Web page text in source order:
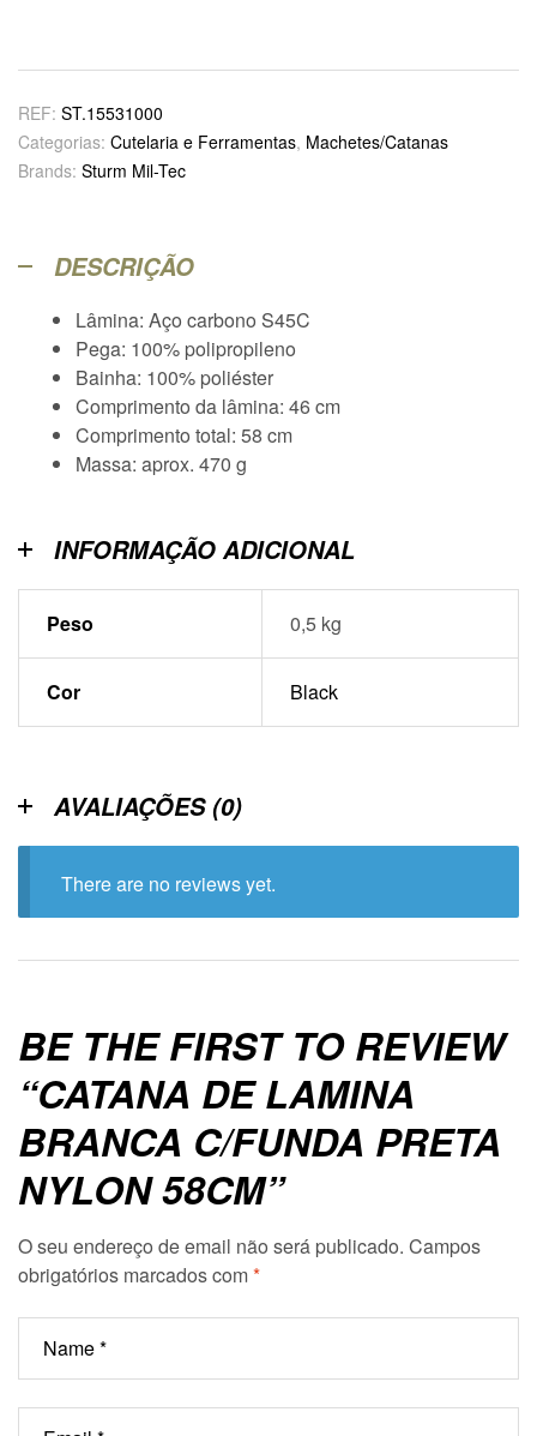
REF: ST.15531000
Categorias: Cutelaria e Ferramentas, Machetes/Catanas
Brands: Sturm Mil-Tec
DESCRIÇÃO
Lâmina: Aço carbono S45C
Pega: 100% polipropileno
Bainha: 100% poliéster
Comprimento da lâmina: 46 cm
Comprimento total: 58 cm
Massa: aprox. 470 g
INFORMAÇÃO ADICIONAL
Peso 0,5 kg
Cor Black
AVALIAÇÕES (0)
There are no reviews yet.
BE THE FIRST TO REVIEW
“CATANA DE LAMINA
BRANCA C/FUNDA PRETA
NYLON 58CM”
O seu endereço de email não será publicado. Campos
obrigatórios marcados com*